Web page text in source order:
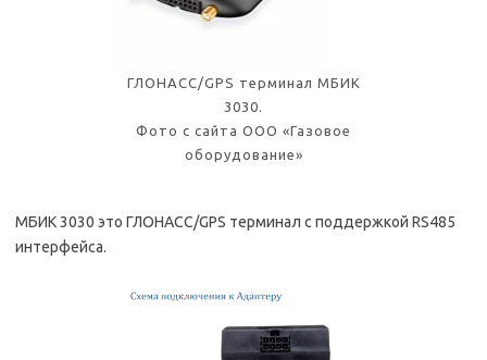
ГЛОНАСС/GPS терминал МБИК
3030.
Фото с сайта ООО «Газовое
оборудование»
МБИК 3030 это ГЛОНАСС/GPS терминал с поддержкой RS485
интерфейса.